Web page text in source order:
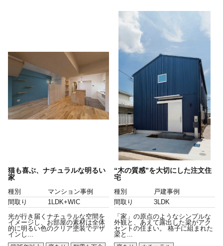
猫も喜ぶ、ナチュラルな明るい
家
種別
マンション事例
間取り
1LDK+WIC
光が行き届くナチュラルな空間を
イメージし、お部屋の素材は全体
的に明るい色のクリア塗装でデザ
インし...
“木の質感”を大切にした注文住
宅
種別
戸建事例
間取り
3LDK
「家」の原点のようなシンプルな
外観と、あえて露出した梁がアク
セントの住まい。 格子に組まれた
梁と...